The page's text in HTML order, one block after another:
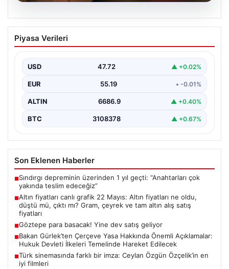
08.08.2026
Altın fiyatları canlı grafik 22 Mayıs: Altın
fiyatları ne oldu, düştü mü, çıktı mı?
fiyatları
Piyasa Verileri
USD 47.72 ▲ +0.02%
EUR 55.19 • -0.01%
ALTIN 6686.9 ▲ +0.40%
BTC 3108378 ▲ +0.67%
Son Eklenen Haberler
■Sındırgı depreminin üzerinden 1 yıl geçti: “Anahtarları çok
yakında teslim edeceğiz”
■Altın fiyatları canlı grafik 22 Mayıs: Altın fiyatları ne oldu,
düştü mü, çıktı mı? Gram, çeyrek ve tam altın alış satış
fiyatları
■Göztepe para basacak! Yine dev satış geliyor
■Bakan Gürlek’ten Çerçeve Yasa Hakkında Önemli Açıklamalar:
Hukuk Devleti İlkeleri Temelinde Hareket Edilecek
■Türk sinemasında farklı bir imza: Ceylan Özgün Özçelik’in en
iyi filmleri